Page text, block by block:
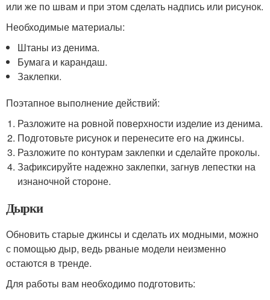
или же по швам и при этом сделать надпись или рисунок.
Необходимые материалы:
Штаны из денима.
Бумага и карандаш.
Заклепки.
Поэтапное выполнение действий:
Разложите на ровной поверхности изделие из денима.
Подготовьте рисунок и перенесите его на джинсы.
Разложите по контурам заклепки и сделайте проколы.
Зафиксируйте надежно заклепки, загнув лепестки на
изнаночной стороне.
Дырки
Обновить старые джинсы и сделать их модными, можно
с помощью дыр, ведь рваные модели неизменно
остаются в тренде.
Для работы вам необходимо подготовить: